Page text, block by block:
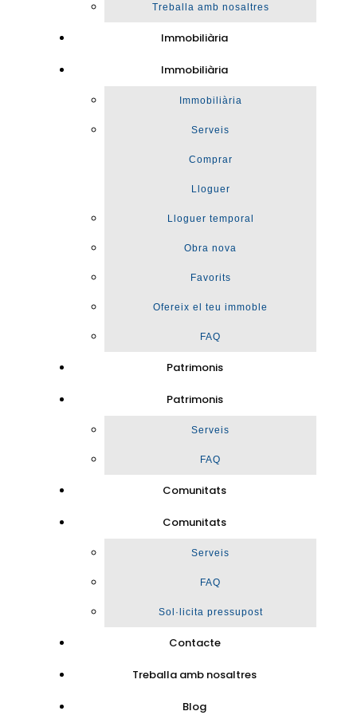
Treballa amb nosaltres
Immobiliària
Immobiliària
Immobiliària
Serveis
Comprar
Lloguer
Lloguer temporal
Obra nova
Favorits
Ofereix el teu immoble
FAQ
Patrimonis
Patrimonis
Serveis
FAQ
Comunitats
Comunitats
Serveis
FAQ
Sol·licita pressupost
Contacte
Treballa amb nosaltres
Blog